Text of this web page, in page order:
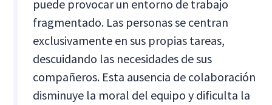
puede provocar un entorno de trabajo
fragmentado. Las personas se centran
exclusivamente en sus propias tareas,
descuidando las necesidades de sus
compañeros. Esta ausencia de colaboración
disminuye la moral del equipo y dificulta la